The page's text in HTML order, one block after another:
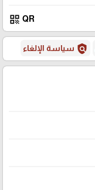
QR
qr_code
policy سياسة الإلغاء